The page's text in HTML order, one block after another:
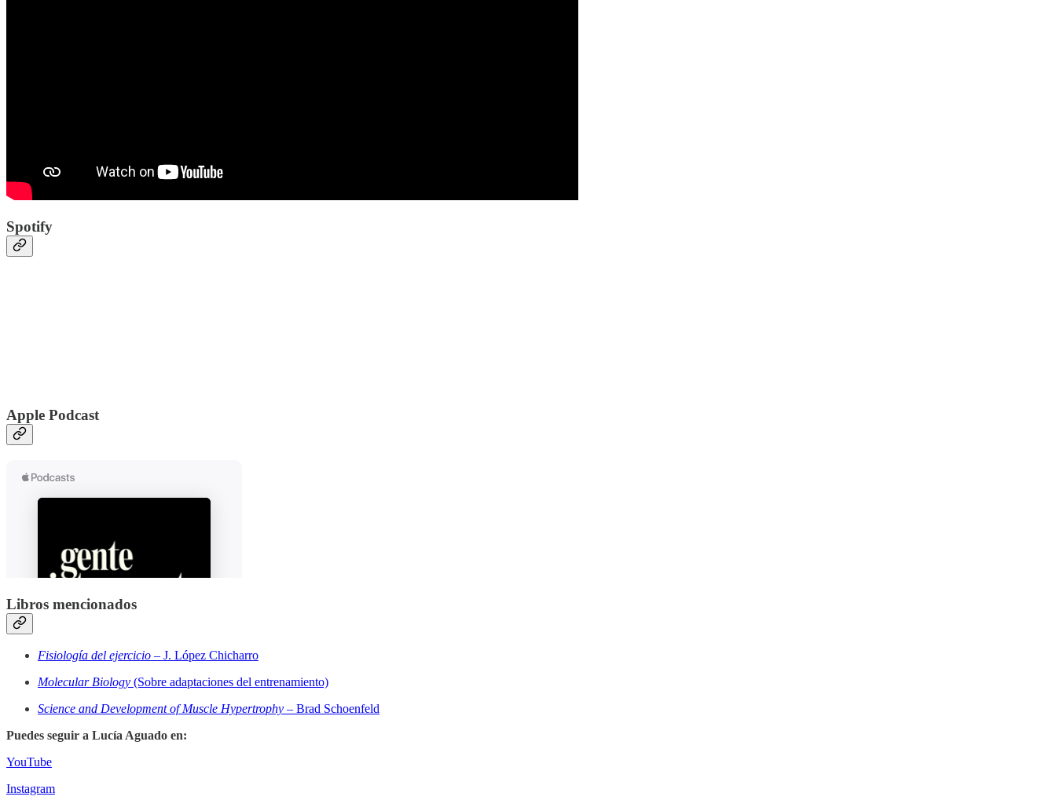
Spotify
Apple Podcast
Libros mencionados
Fisiología del ejercicio – J. López Chicharro
Molecular Biology (Sobre adaptaciones del entrenamiento)
Science and Development of Muscle Hypertrophy – Brad Schoenfeld
Puedes seguir a Lucía Aguado en:
YouTube
Instagram